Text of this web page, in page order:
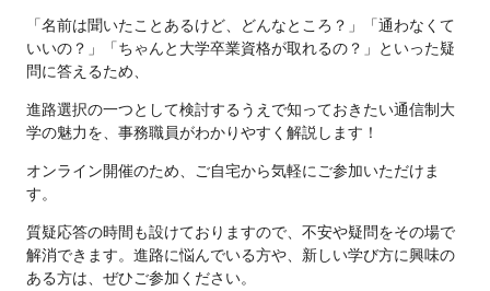
「名前は聞いたことあるけど、どんなところ？」「通わなくて
いいの？」「ちゃんと大学卒業資格が取れるの？」といった疑
問に答えるため、
進路選択の一つとして検討するうえで知っておきたい通信制大
学の魅力を、事務職員がわかりやすく解説します！
オンライン開催のため、ご自宅から気軽にご参加いただけま
す。
質疑応答の時間も設けておりますので、不安や疑問をその場で
解消できます。進路に悩んでいる方や、新しい学び方に興味の
ある方は、ぜひご参加ください。